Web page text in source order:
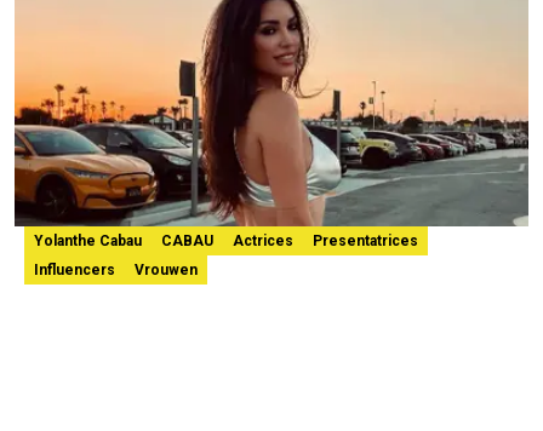
Yolanthe Cabau CABAU Actrices
Presentatrices
Influencers
Vrouwen